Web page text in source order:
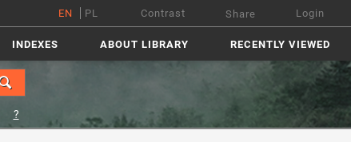
EN PL Contrast Share Login
INDEXES ABOUT LIBRARY RECENTLY VIEWED
?